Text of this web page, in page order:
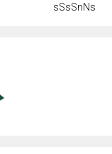
sSsSnNs